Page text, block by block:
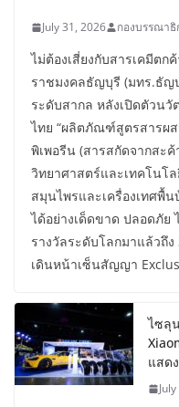
July 31, 2026 กองบรรณาธิ
ไม่ต้องเสี่ยงกับสารเคมีตก
ราชมงคลธัญบุรี (มทร.ธัญ
ระดับสากล หลังเปิดตัวน
ไทย “ผลิตภัณฑ์สูตรสารผส
พิเพอรีน (สารสกัดจากสะ
วิทยาศาสตร์และเทคโนโ
สมุนไพรและเครื่องเทศพื้
ได้อย่างเด็ดขาด ปลอดภัย
รางวัลระดับโลกมาแล้วถึ
เดินหน้าเซ็นสัญญา
ไซลุ
แสด